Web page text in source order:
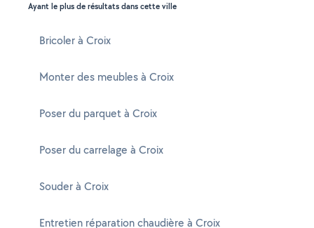
Ayant le plus de résultats dans cette ville
Bricoler à Croix
Monter des meubles à Croix
Poser du parquet à Croix
Poser du carrelage à Croix
Souder à Croix
Entretien réparation chaudière à Croix